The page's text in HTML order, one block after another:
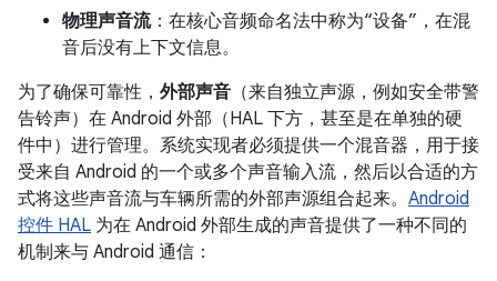
物理声音流：在核心音频命名法中称为“设备”，在混
音后没有上下文信息。
为了确保可靠性， 外部声音 （来自独立声源，例如安全带警
告铃声）在 Android 外部（HAL 下方，甚至是在单独的硬
件中）进行管理。系统实现者必须提供一个混音器，用于接
受来自 Android 的一个或多个声音输入流，然后以合适的方
式将这些声音流与车辆所需的外部声源组合起来。 Android
控件 HAL 为在 Android 外部生成的声音提供了一种不同的
机制来与 Android 通信：